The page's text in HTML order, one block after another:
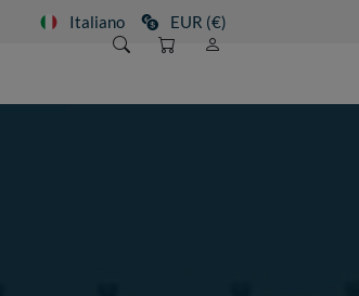
Italiano EUR (€)